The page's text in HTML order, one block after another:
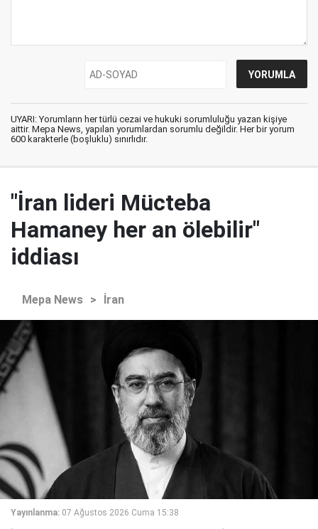
UYARI: Yorumların her türlü cezai ve hukuki sorumluluğu yazan kişiye
aittir. Mepa News, yapılan yorumlardan sorumlu değildir. Her bir yorum
600 karakterle (boşluklu) sınırlıdır.
"İran lideri Mücteba
Hamaney her an ölebilir"
iddiası
Mepa News > İran
Yayınlanma: 07 Ağustos 2026 Cuma 15:38